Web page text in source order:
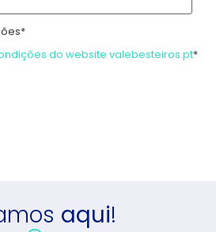
*
do website valebesteiros.pt*
aqui!